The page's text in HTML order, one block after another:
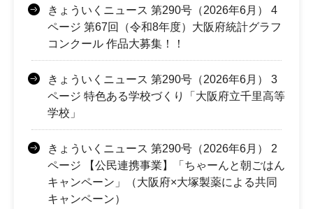
きょういくニュース 第290号（2026年6月） 4
ページ 第67回（令和8年度）大阪府統計グラフ
コンクール 作品大募集！！
きょういくニュース 第290号（2026年6月） 3
ページ 特色ある学校づくり「大阪府立千里高等
学校」
きょういくニュース 第290号（2026年6月） 2
ページ 【公民連携事業】「ちゃーんと朝ごはん
キャンペーン」（大阪府×大塚製薬による共同
キャンペーン）